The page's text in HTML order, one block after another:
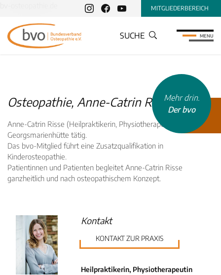
MITGLIEDERBEREICH
SUCHE MENU
Osteopathie, Anne-Catrin Risse
Anne-Catrin Risse (Heilpraktikerin, Physiotherapeutin) ist in
Georgsmarienhütte tätig.
Das bvo-Mitglied führt eine Zusatzqualifikation in
Kinderosteopathie.
Patientinnen und Patienten begleitet Anne-Catrin Risse
ganzheitlich und nach osteopathischem Konzept.
Kontakt
KONTAKT ZUR PRAXIS
Heilpraktikerin, Physiotherapeutin
Mehr drin.
Der bvo
INHALTSTYP
Krankenkassen
Neuigkeiten
Kleinanzeigen
Veranstaltungen